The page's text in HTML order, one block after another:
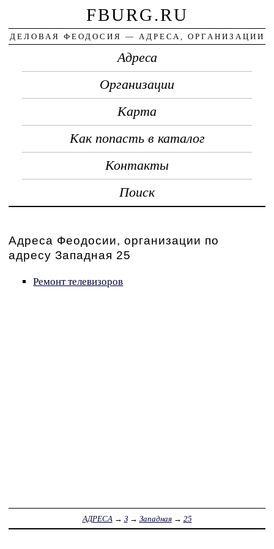
FBURG.RU
ДЕЛОВАЯ ФЕОДОСИЯ — АДРЕСА, ОРГАНИЗАЦИИ
Адреса
Организации
Карта
Как попасть в каталог
Контакты
Поиск
Адреса Феодосии, организации по
адресу Западная 25
Ремонт телевизоров
АДРЕСА → З→ Западная→ 25